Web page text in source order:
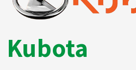
Kubota